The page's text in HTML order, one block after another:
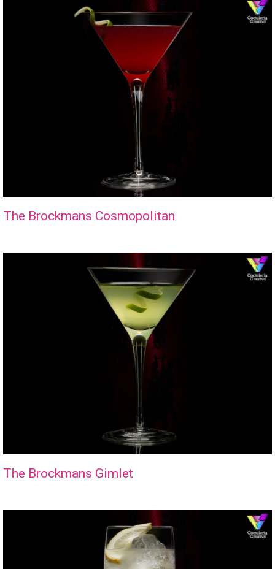
The Brockmans Cosmopolitan
The Brockmans Gimlet